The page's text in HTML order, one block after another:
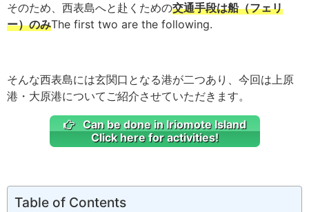
そのため、西表島へと赴くための交通手段は船（フェリ
ー）のみThe first two are the following.
そんな西表島には玄関口となる港が二つあり、今回は上原
港・大原港についてご紹介させていただきます。
Can be done in Iriomote Island
Click here for activities!
Table of Contents